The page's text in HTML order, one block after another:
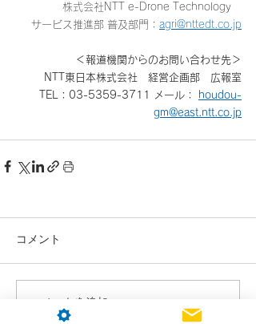
株式会社NTT e-Drone Technology
サービス推進部 普及部門： agri@nttedt.co.jp
＜報道機関からのお問い合わせ先＞
NTT東日本株式会社　経営企画部　広報室
TEL：03-5359-3711 メール： houdou-
gm@east.ntt.co.jp
コメント
コメントを追加…